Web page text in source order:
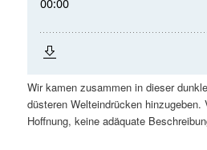
Wir kamen zusammen in dieser
düsteren Welteindrücken
Hoffnung, keine adäquate